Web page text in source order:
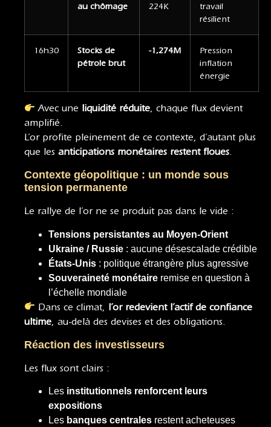
au chômage
224K
travail
résilient
16h30
Stocks de
pétrole brut
-1,274M
Pression
inflation
énergie
Avec une liquidité réduite, chaque flux devient
amplifié.
L’or profite pleinement de ce contexte, d’autant plus
que les anticipations monétaires restent floues.
Contexte géopolitique : un monde sous
tension permanente
Le rallye de l’or ne se produit pas dans le vide :
Tensions persistantes au Moyen-Orient
Ukraine / Russie : aucune désescalade crédible
États-Unis : politique étrangère plus agressive
Souveraineté monétaire remise en question à
l’échelle mondiale
Dans ce climat, l’or redevient l’actif de confiance
ultime, au-delà des devises et des obligations.
Réaction des investisseurs
Les flux sont clairs :
Les institutionnels renforcent leurs
expositions
Les banques centrales restent acheteuses